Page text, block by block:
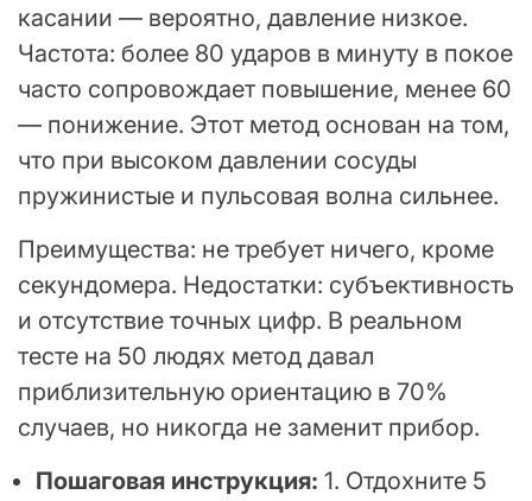
касании — вероятно, давление низкое.
Частота: более 80 ударов в минуту в покое
часто сопровождает повышение, менее 60
— понижение. Этот метод основан на том,
что при высоком давлении сосуды
пружинистые и пульсовая волна сильнее.
Преимущества: не требует ничего, кроме
секундомера. Недостатки: субъективность
и отсутствие точных цифр. В реальном
тесте на 50 людях метод давал
приблизительную ориентацию в 70%
случаев, но никогда не заменит прибор.
Пошаговая инструкция: 1. Отдохните 5